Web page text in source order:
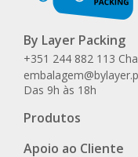
By Layer Packing
+351 244 882 113
Das 9h às 18h
Produtos
Apoio ao Cliente